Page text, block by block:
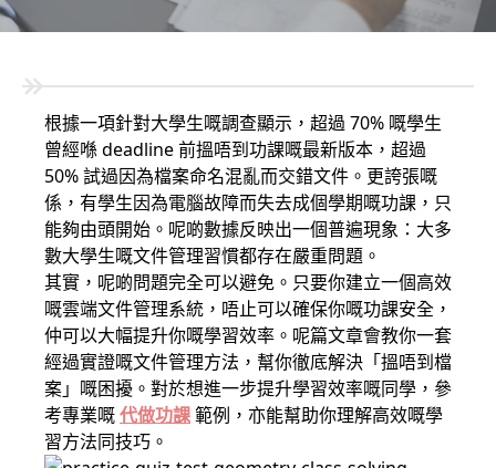
根據一項針對大學生嘅調查顯示，超過 70% 嘅學生
曾經喺 deadline 前搵唔到功課嘅最新版本，超過
50% 試過因為檔案命名混亂而交錯文件。更誇張嘅
係，有學生因為電腦故障而失去成個學期嘅功課，只
能夠由頭開始。呢啲數據反映出一個普遍現象：大多
數大學生嘅文件管理習慣都存在嚴重問題。
其實，呢啲問題完全可以避免。只要你建立一個高效
嘅雲端文件管理系統，唔止可以確保你嘅功課安全，
仲可以大幅提升你嘅學習效率。呢篇文章會教你一套
經過實證嘅文件管理方法，幫你徹底解決「搵唔到檔
案」嘅困擾。對於想進一步提升學習效率嘅同學，參
考專業嘅代做功課範例，亦能幫助你理解高效嘅學
習方法同技巧。